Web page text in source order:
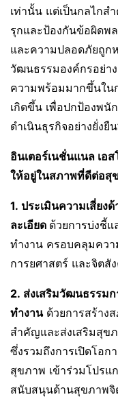
เท่านั้น แต่เป็นกลไกส
รุกและป้องกันข้อผิดพ
และความปลอดภัยถูก
วัฒนธรรมองค์กรอย่า
ความพร้อมมากขึ้นใน
เกิดขึ้น เพื่อปกป้องพนั
ดำเนินธุรกิจอย่างยั่งยืน
อินเตอร์เนชั่นแนล เอ
ให้อยู่ในสภาพที่ดีต่อสุ
1. ประเมินความเสี่ยง
ละเอียด ด้วยการบ่งชี้แ
ทำงาน ครอบคลุมควา
การยศาสตร์ และจิตสั
2. ส่งเสริมวัฒนธรรม
ทำงานด้วยการสร้าง
สำคัญและส่งเสริมสุข
ซึ่งรวมถึงการเปิดโอก
สุขภาพ เข้าร่วมโปรแ
สนับสนุนด้านสุขภาพจิ